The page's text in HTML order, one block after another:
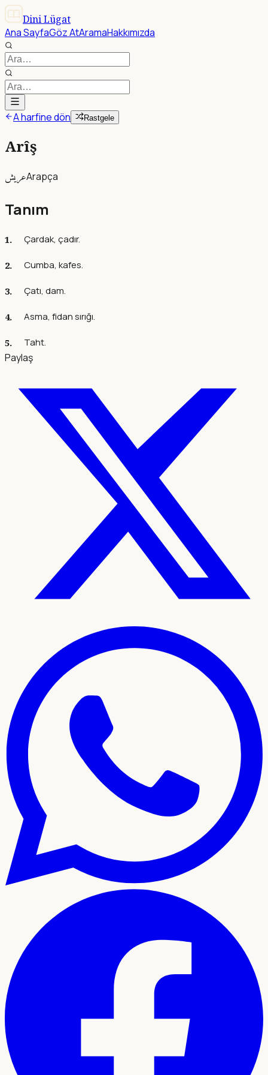
Dini Lügat
Ana SayfaGöz AtAramaHakkımızda
A harfine dön Rastgele
Arîş
عريشArapça
Tanım
Çardak, çadır.
Cumba, kafes.
Çatı, dam.
Asma, fidan sırığı.
Taht.
Paylaş